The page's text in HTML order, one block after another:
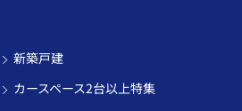
新築戸建
カースペース2台以上特集